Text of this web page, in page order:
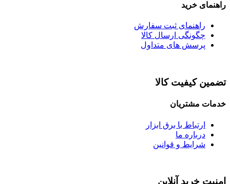
راهنمای خرید
راهنمای ثبت سفارش
چگونگی ارسال کالا
پرسش های متداول
تضمین کیفیت کالا
خدمات مشتریان
ارتباط با برق ابزار
درباره ما
شرایط و قوانین
امنیت خرید آنلاین